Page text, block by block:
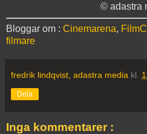
© adastra
Bloggar om : Cinemarena,
filmare
fredrik lindqvist, adastra media kl.
Dela
Inga kommentarer :